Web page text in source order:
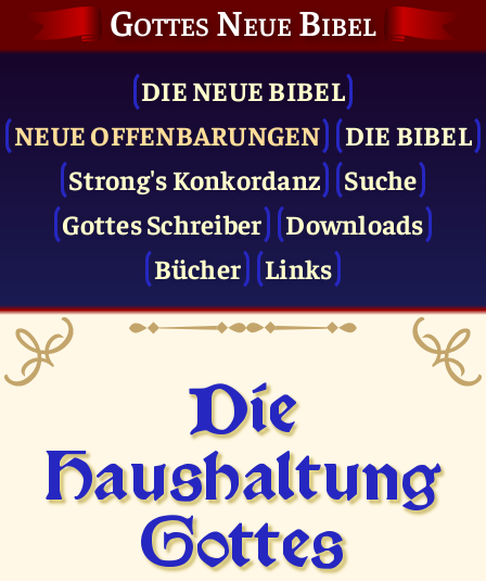
Gottes Neue Bibel
DIE NEUE BIBEL
NEUE OFFENBARUNGEN
DIE BIBEL
Strong's Konkordanz
Suche
Gottes Schreiber
Downloads
Bücher
Links
Die
Haushaltung
Gottes